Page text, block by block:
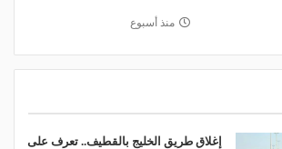
منذ أسبوع
إغلاق طريق الخليج بالقطيف.. تعرف على